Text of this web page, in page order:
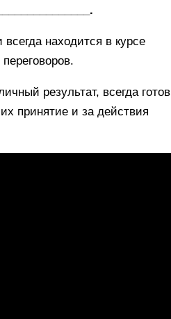
находится в курсе
результат, всегда готов
принятие и за действия